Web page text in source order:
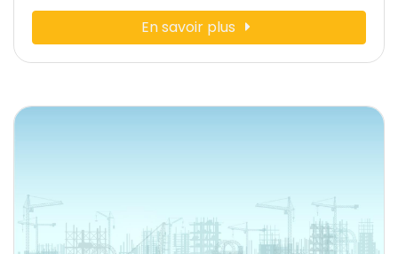
En savoir plus